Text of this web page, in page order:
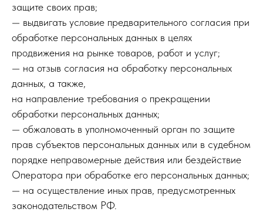
защите своих прав;
— выдвигать условие предварительного согласия при
обработке персональных данных в целях
продвижения на рынке товаров, работ и услуг;
— на отзыв согласия на обработку персональных
данных, а также,
на направление требования о прекращении
обработки персональных данных;
— обжаловать в уполномоченный орган по защите
прав субъектов персональных данных или в судебном
порядке неправомерные действия или бездействие
Оператора при обработке его персональных данных;
— на осуществление иных прав, предусмотренных
законодательством РФ.